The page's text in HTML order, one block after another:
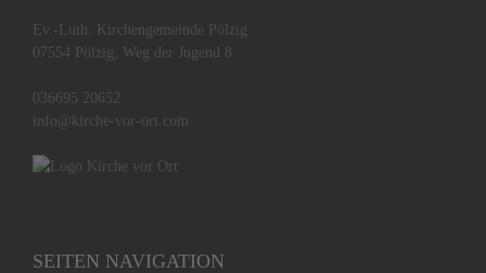
Ev.-Luth. Kirchengemeinde Pölzig
07554 Pölzig, Weg der Jugend 8
036695 20652
info@kirche-vor-ort.com
SEITEN NAVIGATION